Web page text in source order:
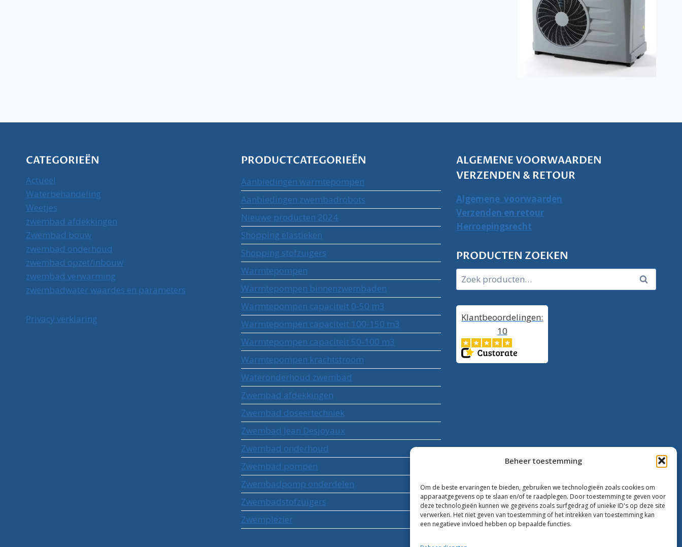
Beheer toestemming
Om de beste ervaringen te bieden, gebruiken we technologieën zoals cookies om
apparaatgegevens op te slaan en/of te raadplegen. Door toestemming te geven voor
deze technologieën kunnen we gegevens zoals surfgedrag of unieke ID's op deze site
verwerken. Het niet geven van toestemming of het intrekken van toestemming kan
een negatieve invloed hebben op bepaalde functies.
CATEGORIEËN
Actueel
Waterbehandeling
Weetjes
zwembad afdekkingen
Zwembad bouw
zwembad onderhoud
zwembad opzet/inbouw
zwembad verwarming
zwembadwater waardes en parameters
Privacy verklaring
PRODUCTCATEGORIEËN
Aanbiedingen warmtepompen
Aanbiedingen zwembadrobots
Nieuwe producten 2024
Shopping elastieken
Shopping stofzuigers
Warmtepompen
Warmtepompen binnenzwembaden
Warmtepompen capaciteit 0-50 m3
Warmtepompen capaciteit 100-150 m3
Warmtepompen capaciteit 50-100 m3
Warmtepompen krachtstroom
Wateronderhoud zwembad
Zwembad afdekkingen
Zwembad doseertechniek
Zwembad Jean Desjoyaux
Zwembad onderhoud
Zwembad pompen
Zwembadpomp onderdelen
Zwembadstofzuigers
Zwemplezier
ALGEMENE VOORWAARDEN
VERZENDEN & RETOUR
Algemene voorwaarden
Verzenden en retour
Herroepingsrecht
PRODUCTEN ZOEKEN
Zoeken
naar:
Zoeken
Klantbeoordelingen:
10